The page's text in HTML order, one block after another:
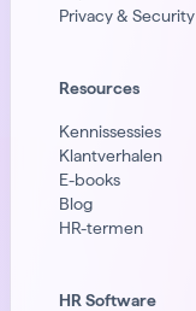
Privacy & Security
Resources
Kennissessies
Klantverhalen
E-books
Blog
HR-termen
HR Software